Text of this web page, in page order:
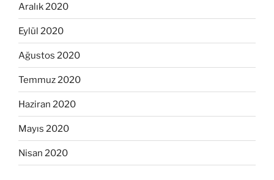
Aralık 2020
Eylül 2020
Ağustos 2020
Temmuz 2020
Haziran 2020
Mayıs 2020
Nisan 2020